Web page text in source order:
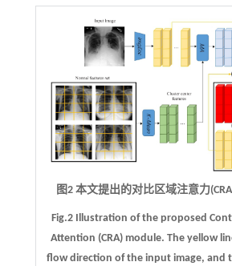
图2 本文提出的对比区域注意力
Fig.2 Illustration of the proposed
Attention (CRA) module. The yellow
flow direction of the input image, and